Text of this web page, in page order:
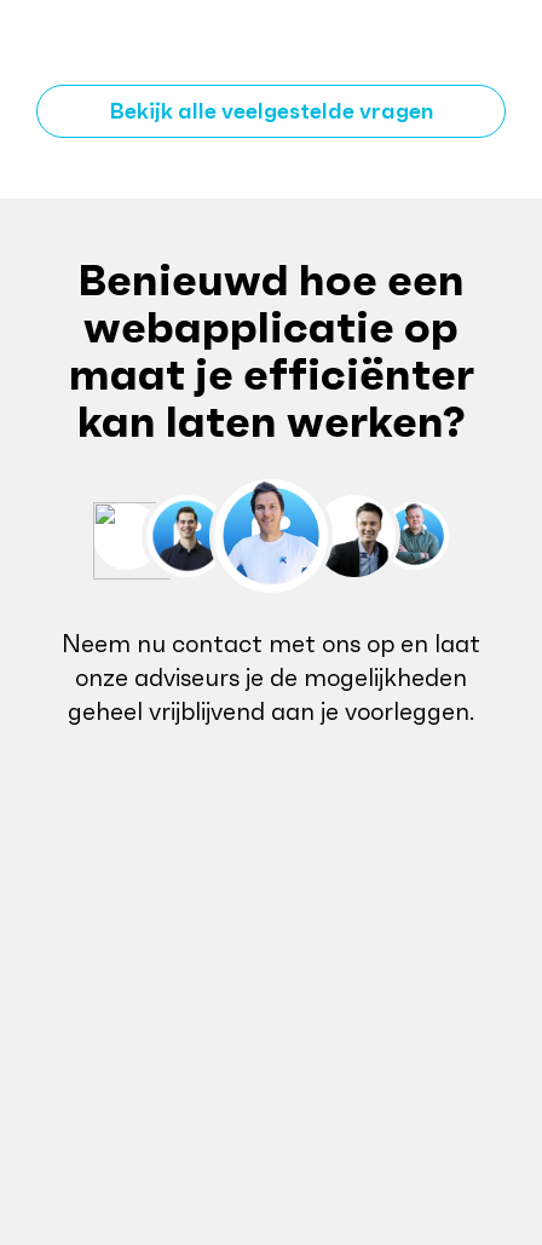
Bekijk alle veelgestelde vragen
Benieuwd hoe een
webapplicatie op
maat je efficiënter
kan laten werken?
Neem nu contact met ons op en laat
onze adviseurs je de mogelijkheden
geheel vrijblijvend aan je voorleggen.